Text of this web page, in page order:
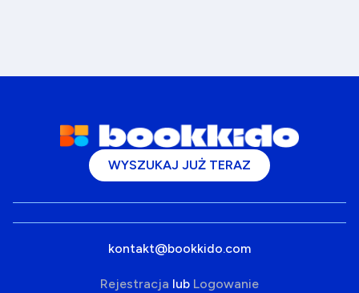
WYSZUKAJ JUŻ TERAZ
kontakt@bookkido.com
Rejestracja lub Logowanie